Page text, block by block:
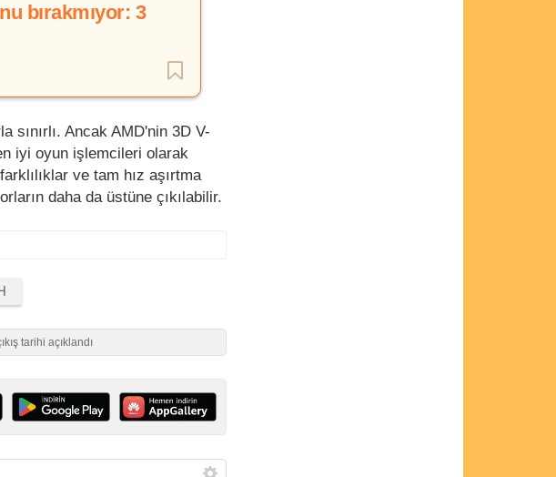
bırakmıyor: 3
sınırlı. Ancak AMD'nin 3D V-
iyi oyun işlemcileri olarak
ve tam hız aşırtma
daha da üstüne çıkılabilir.
tarihi açıklandı